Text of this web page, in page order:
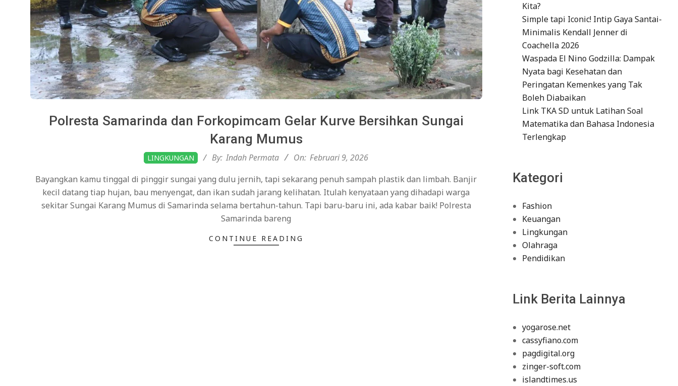
Polresta Samarinda dan Forkopimcam Gelar Kurve Bersihkan Sungai
Karang Mumus
09
LINGKUNGAN By: Indah Permata On: Februari 9, 2026
Bayangkan kamu tinggal di pinggir sungai yang dulu jernih, tapi sekarang penuh sampah plastik dan limbah. Banjir
kecil datang tiap hujan, bau menyengat, dan ikan sudah jarang kelihatan. Itulah kenyataan yang dihadapi warga
sekitar Sungai Karang Mumus di Samarinda selama bertahun-tahun. Tapi baru-baru ini, ada kabar baik! Polresta
Samarinda bareng
CONTINUE READING
Kita?
Simple tapi Iconic! Intip Gaya Santai-
Minimalis Kendall Jenner di
Coachella 2026
Waspada El Nino Godzilla: Dampak
Nyata bagi Kesehatan dan
Peringatan Kemenkes yang Tak
Boleh Diabaikan
Link TKA SD untuk Latihan Soal
Matematika dan Bahasa Indonesia
Terlengkap
Kategori
Fashion
Keuangan
Lingkungan
Olahraga
Pendidikan
Link Berita Lainnya
yogarose.net
cassyfiano.com
pagdigital.org
zinger-soft.com
islandtimes.us